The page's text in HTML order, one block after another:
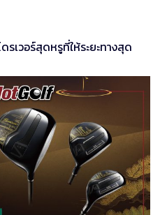
เวอร์สุดหรูที่ให้ระยะทางสุด